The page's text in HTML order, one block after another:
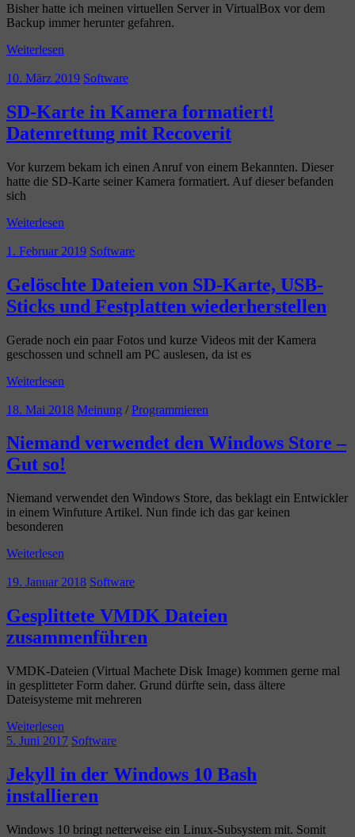
Bisher hatte ich meinen virtuellen Server in VirtualBox vor dem
Backup immer herunter gefahren.
Weiterlesen
10. März 2019 Software
SD-Karte in Kamera formatiert!
Datenrettung mit Recoverit
Vor kurzem bekam ich einen Anruf von einem Bekannten. Dieser
hatte die SD-Karte seiner Kamera formatiert. Auf dieser befanden
sich
Weiterlesen
1. Februar 2019 Software
Gelöschte Dateien von SD-Karte, USB-
Sticks und Festplatten wiederherstellen
Gerade noch ein paar Fotos und kurze Videos mit der Kamera
geschossen und schnell am PC auslesen, da ist es
Weiterlesen
18. Mai 2018 Meinung /Programmieren
Niemand verwendet den Windows Store –
Gut so!
Niemand verwendet den Windows Store, das beklagt ein Entwickler
in einem Winfuture Artikel. Nun finde ich das gar keinen
besonderen
Weiterlesen
19. Januar 2018 Software
Gesplittete VMDK Dateien
zusammenführen
VMDK-Dateien (Virtual Machete Disk Image) kommen gerne mal
in gesplitteter Form daher. Grund dürfte sein, dass ältere
Dateisysteme mit mehreren
Weiterlesen
5. Juni 2017 Software
Jekyll in der Windows 10 Bash
installieren
Windows 10 bringt netterweise ein Linux-Subsystem mit. Somit